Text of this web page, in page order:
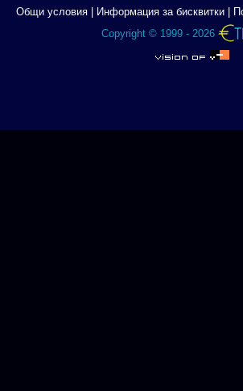
Общи условия| Информация за бисквитки|
Copyright © 1999 - 2026